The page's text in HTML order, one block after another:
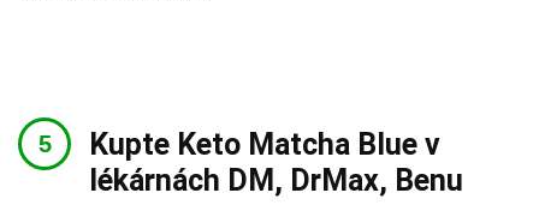
Kupte Keto Matcha Blue v
lékárnách DM, DrMax, Benu